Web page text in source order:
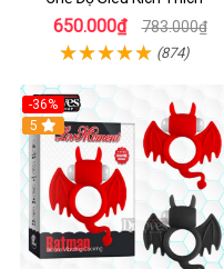
650.000₫ 783.000₫
(874)
-36%
5